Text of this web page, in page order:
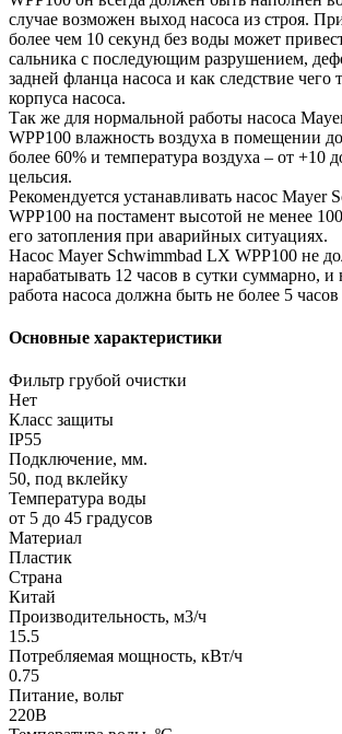
случае возможен выход насоса из строя.
более чем 10 секунд без воды может
сальника с последующим разрушением,
задней фланца насоса и как следствие чего
корпуса насоса.
Так же для нормальной работы насоса
WPP100 влажность воздуха в помещении
более 60% и температура воздуха – от +10
цельсия.
Рекомендуется устанавливать насос Mayer
WPP100 на постамент высотой не менее
его затопления при аварийных ситуациях.
Насос Mayer Schwimmbad LX WPP100 не
нарабатывать 12 часов в сутки суммарно, и
работа насоса должна быть не более 5
Основные характеристики
Фильтр грубой очистки
Нет
Класс защиты
IP55
Подключение, мм.
50, под вклейку
Температура воды
от 5 до 45 градусов
Материал
Пластик
Страна
Китай
Производительность, м3/ч
15.5
Потребляемая мощность, кВт/ч
0.75
Питание, вольт
220В